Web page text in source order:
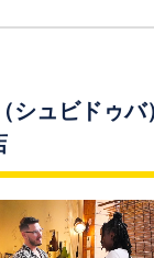
ュビドゥバ